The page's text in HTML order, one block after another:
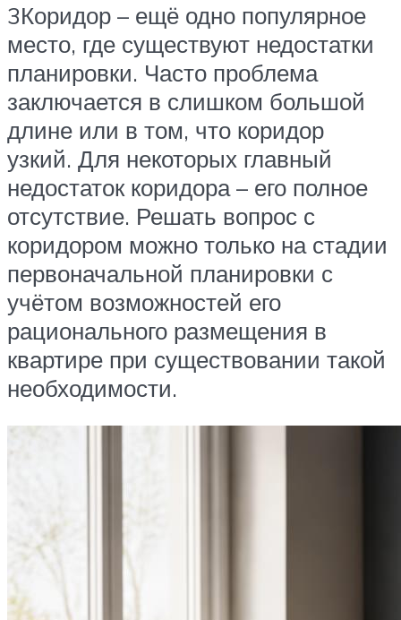
3Коридор – ещё одно популярное
место, где существуют недостатки
планировки. Часто проблема
заключается в слишком большой
длине или в том, что коридор
узкий. Для некоторых главный
недостаток коридора – его полное
отсутствие. Решать вопрос с
коридором можно только на стадии
первоначальной планировки с
учётом возможностей его
рационального размещения в
квартире при существовании такой
необходимости.